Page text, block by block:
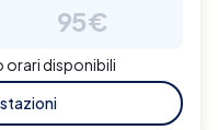
95€
orari disponibili